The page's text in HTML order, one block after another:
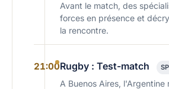
Avant le match, des
forces en présence et
la rencontre.
21:00Rugby : Test-match
A Buenos Aires,